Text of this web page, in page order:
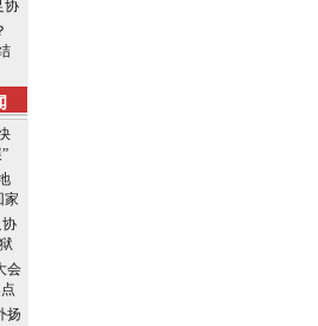
协
家
会
扬